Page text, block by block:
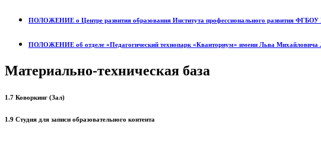
ПОЛОЖЕНИЕ о Центре развития образования Института профессионального развития
ПОЛОЖЕНИЕ об отделе «Педагогический технопарк «Кванториум» имени Льва Михайловича
Материально-техническая база
1.7 Коворкинг (Зал)
1.9 Студия для записи образовательного контента